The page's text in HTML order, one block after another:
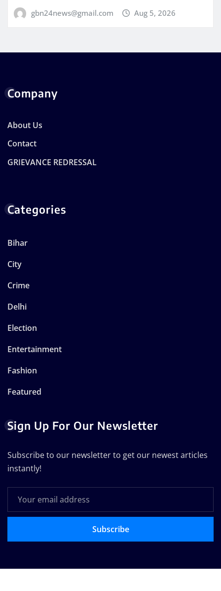
gbn24news@gmail.com Aug 5, 2026
Company
About Us
Contact
GRIEVANCE REDRESSAL
Categories
Bihar
City
Crime
Delhi
Election
Entertainment
Fashion
Featured
Sign Up For Our Newsletter
Subscribe to our newsletter to get our newest articles
instantly!
Subscribe